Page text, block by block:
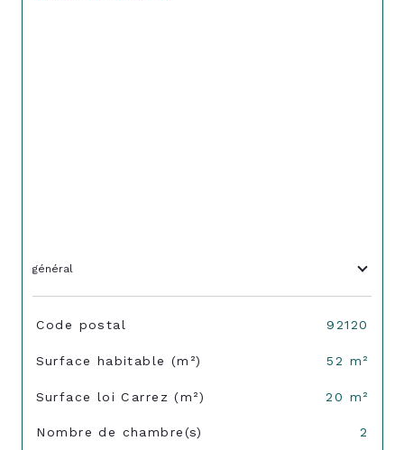
général
TRAD_SIROCCO_Caracteristique
Code postal 92120
Surface habitable (m²) 52 m²
Surface loi Carrez (m²) 20 m²
Nombre de chambre(s) 2